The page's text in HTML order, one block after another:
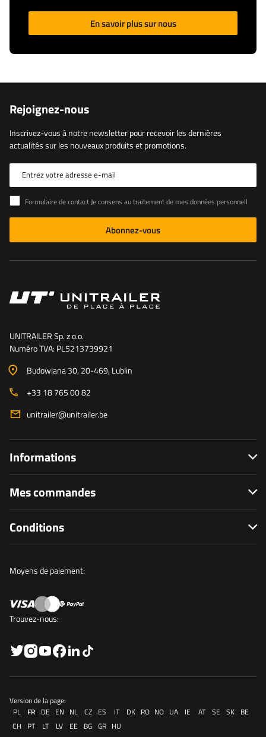
En savoir plus sur nous
Rejoignez-nous
Inscrivez-vous à notre newsletter pour recevoir les dernières
actualités sur les nouveaux produits et promotions.
Entrez votre adresse e-mail
Formulaire de contact Je consens au traitement de mes données personnelles contenues dans le formulaire de contact conformément au règlement du Parlement européen et du Conseil (UE)
Abonnez-vous
UNITRAILER Sp. z o.o.
Numéro TVA: PL5213739921
Budowlana 30, 20-469, Lublin
+33 18 765 00 82
unitrailer@unitrailer.be
Informations
Mes commandes
Conditions
Moyens de paiement:
Trouvez-nous:
Version de la page:
PL
FR DE EN NL CZ ES IT DK RO NO UA IE AT SE SK BE
CH
PT LT LV EE BG GR HU